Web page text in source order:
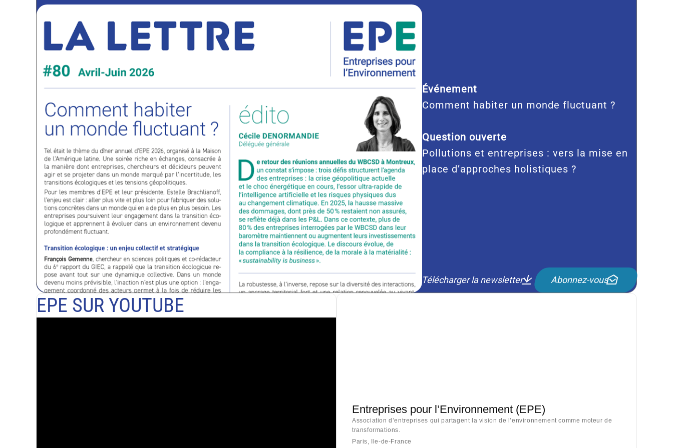
Événement
Comment habiter un monde fluctuant ?
Question ouverte
Pollutions et entreprises : vers la mise en
place d’approches holistiques ?
Télécharger la newsletter Abonnez-vous
EPE SUR YOUTUBE
Entreprises pour l’Environnement (EPE)
Association d’entreprises qui partagent la vision de l’environnement comme moteur de
transformations.
Paris, Ile-de-France